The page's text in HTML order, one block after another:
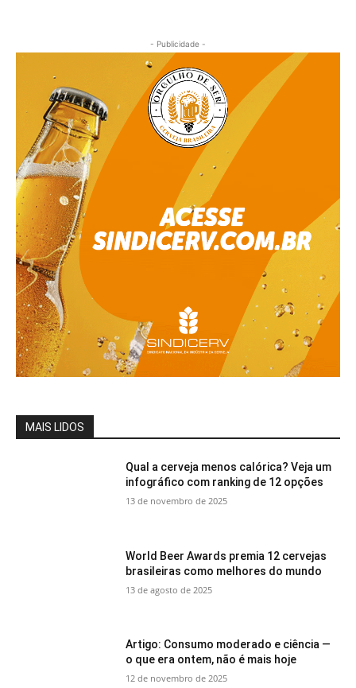
- Publicidade -
MAIS LIDOS
Qual a cerveja menos calórica? Veja um
infográfico com ranking de 12 opções
13 de novembro de 2025
World Beer Awards premia 12 cervejas
brasileiras como melhores do mundo
13 de agosto de 2025
Artigo: Consumo moderado e ciência —
o que era ontem, não é mais hoje
12 de novembro de 2025